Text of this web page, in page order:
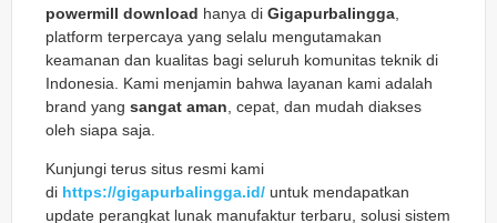
powermill download hanya di Gigapurbalingga
platform terpercaya yang selalu mengutamakan
keamanan dan kualitas bagi seluruh komunitas teknik di
Indonesia. Kami menjamin bahwa layanan kami adalah
brand yang sangat aman , cepat, dan mudah diakses
oleh siapa saja.
Kunjungi terus situs resmi kami
di https://gigapurbalingga.id/ untuk mendapatkan
update perangkat lunak manufaktur terbaru, solusi sistem